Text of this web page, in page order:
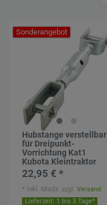
Sonderangebot
Hubstange verstellbar
für Dreipunkt-
Vorrichtung Kat1
Kubota Kleintraktor
22,95 € *
Lieferzeit: 1 bis 3 Tage*
* inkl. MwSt. zzgl.Versand